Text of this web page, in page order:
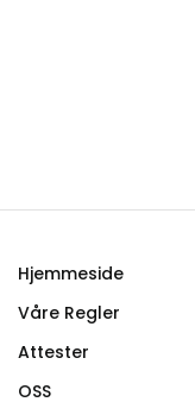
Hjemmeside
Våre Regler
Attester
OSS